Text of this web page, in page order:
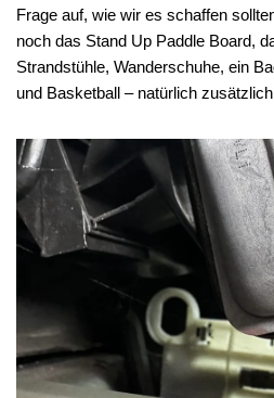
Frage auf, wie wir es schaffen
noch das Stand Up Paddle Board,
Strandstühle, Wanderschuhe, ein
und Basketball – natürlich